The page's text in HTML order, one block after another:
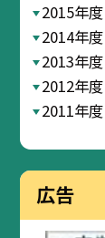
2015年度
2014年度
2013年度
2012年度
2011年度
広告